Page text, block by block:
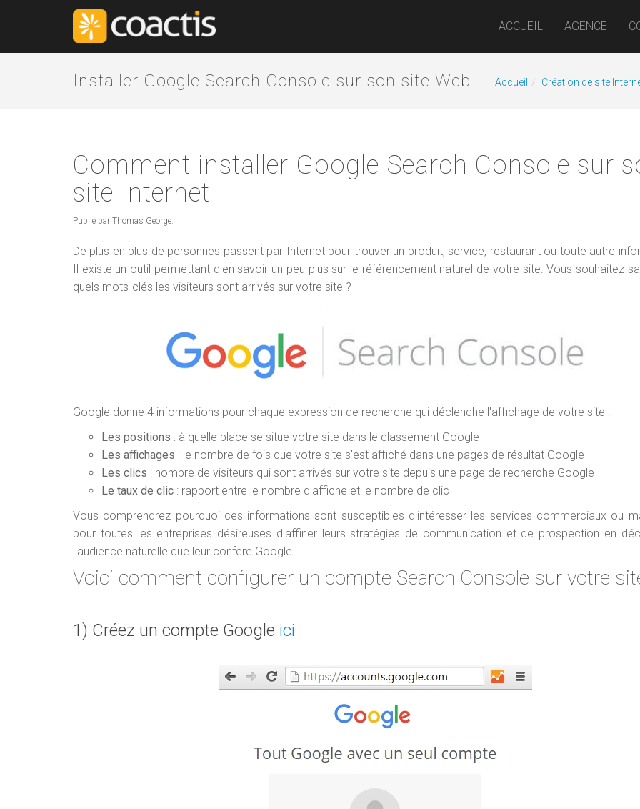
ACCUEIL AGENCE
Installer Google Search Console sur son site Web Accueil Création de site
Comment installer Google Search Console sur
site Internet
Publié par Thomas George.
De plus en plus de personnes passent par Internet pour trouver un produit, service, restaurant ou toute autre
Il existe un outil permettant d'en savoir un peu plus sur le référencement naturel de votre site. Vous souhaitez
quels mots-clés les visiteurs sont arrivés sur votre site ?
Google donne 4 informations pour chaque expression de recherche qui déclenche l'affichage de votre site :
Les positions : à quelle place se situe votre site dans le classement Google
Les affichages : le nombre de fois que votre site s'est affiché dans une pages de résultat Google
Les clics : nombre de visiteurs qui sont arrivés sur votre site depuis une page de recherche Google
Le taux de clic : rapport entre le nombre d'affiche et le nombre de clic
Vous comprendrez pourquoi ces informations sont susceptibles d'intéresser les services commerciaux ou
pour toutes les entreprises désireuses d'affiner leurs stratégies de communication et de prospection en
l'audience naturelle que leur confère Google.
Voici comment configurer un compte Search Console sur votre
1) Créez un compte Google ici